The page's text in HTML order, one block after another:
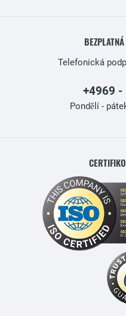
Telefonická
+4969 -
Pondělí -